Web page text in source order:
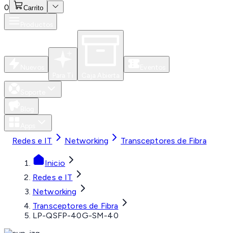
0 Carrito
Redes e IT Networking Transceptores de Fibra
Inicio
Redes e IT
Networking
Transceptores de Fibra
LP-QSFP-40G-SM-40